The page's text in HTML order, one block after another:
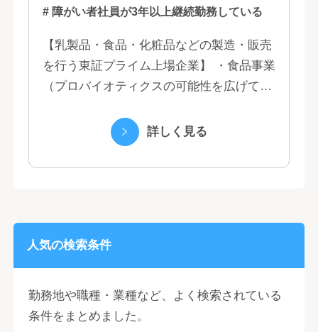
# 障がい者社員が3年以上継続勤務している
【乳製品・食品・化粧品などの製造・販売
を行う東証プライム上場企業】 ・食品事業
（プロバイオティクスの可能性を広げてい
る優れた機能性飲料） ・国際事業（40の
詳しく見る
人気の検索条件
勤務地や職種・業種など、よく検索されている
条件をまとめました。